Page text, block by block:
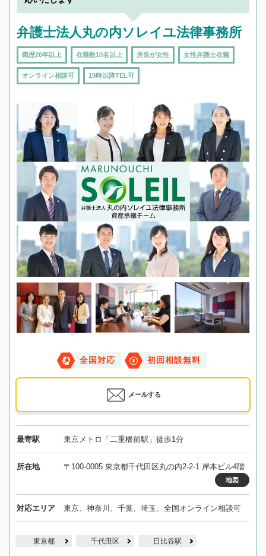
弁護士法人丸の内ソレイユ法律事務所
職歴20年以上 在籍数10名以上 所長が女性 女性弁護士在籍
オンライン相談可 19時以降TEL可
全国対応 初回相談無料
メールする
最寄駅 東京メトロ「二重橋前駅」徒歩1分
所在地 〒100-0005 東京都千代田区丸の内2-2-1 岸本ビル4階
地図
対応エリア 東京、神奈川、千葉、埼玉、全国オンライン相談可
東京都 千代田区 日比谷駅